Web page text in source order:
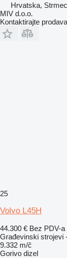
Hrvatska, Strmec
MIV d.o.o.
Kontaktirajte
25
Volvo L45H
44.300 € Bez PDV-a
Građevinski strojevi
9.332 m/č
Gorivo dizel